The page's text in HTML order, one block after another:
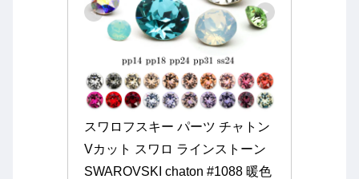
スワロフスキー パーツ チャトン
Vカット スワロ ラインストーン
SWAROVSKI chaton #1088 暖色